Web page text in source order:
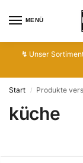
MENÜ
↯ Unser
Start / Produkte
küche